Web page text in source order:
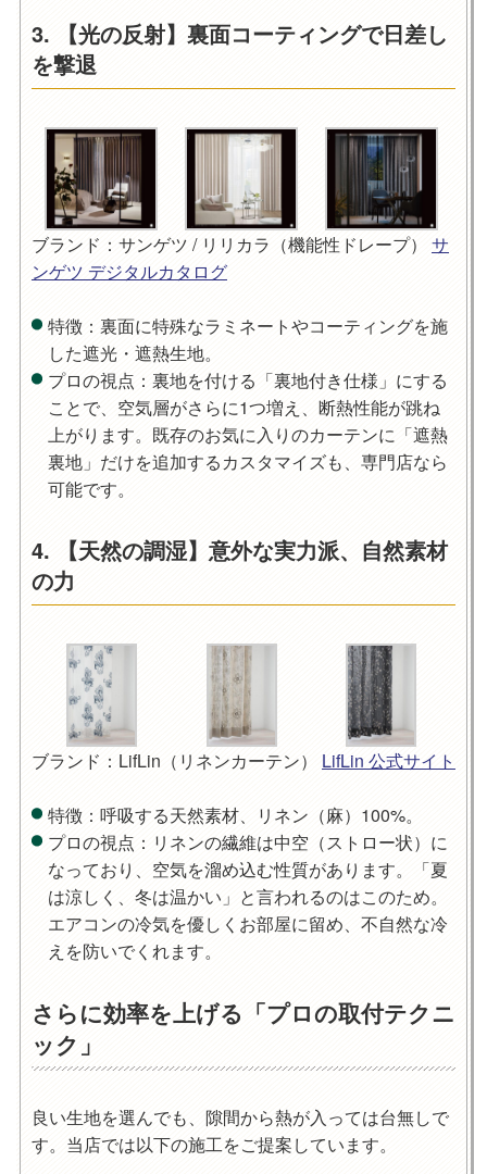
3. 【光の反射】裏面コーティングで日差し
を撃退
ブランド：サンゲツ / リリカラ（機能性ドレープ）
サ
ンゲツ デジタルカタログ
特徴 ：裏面に特殊なラミネートやコーティングを施
した遮光・遮熱生地。
プロの視点 ：裏地を付ける「裏地付き仕様」にする
ことで、空気層がさらに1つ増え、断熱性能が跳ね
上がります。既存のお気に入りのカーテンに「遮熱
裏地」だけを追加するカスタマイズも、専門店なら
可能です。
4. 【天然の調湿】意外な実力派、自然素材
の力
ブランド：LifLin（リネンカーテン） LifLin 公式サイト
特徴 ：呼吸する天然素材、リネン（麻）100%。
プロの視点 ：リネンの繊維は中空（ストロー状）に
なっており、空気を溜め込む性質があります。「夏
は涼しく、冬は温かい」と言われるのはこのため。
エアコンの冷気を優しくお部屋に留め、不自然な冷
えを防いでくれます。
さらに効率を上げる「プロの取付テクニ
ック」
良い生地を選んでも、隙間から熱が入っては台無しで
す。当店では以下の施工をご提案しています。